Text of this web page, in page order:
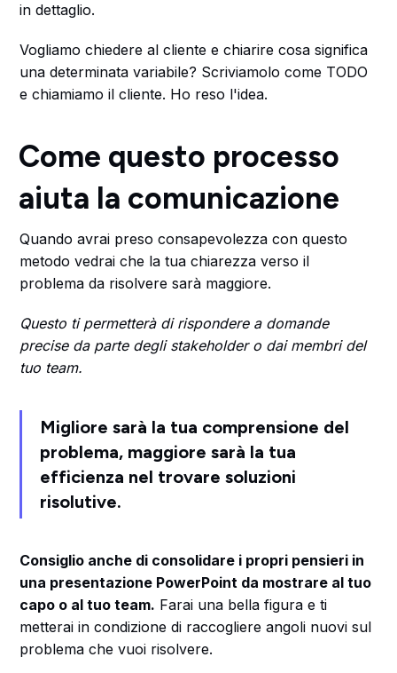
in dettaglio.
Vogliamo chiedere al cliente e chiarire cosa significa
una determinata variabile? Scriviamolo come TODO
e chiamiamo il cliente. Ho reso l'idea.
Come questo processo
aiuta la comunicazione
Quando avrai preso consapevolezza con questo
metodo vedrai che la tua chiarezza verso il
problema da risolvere sarà maggiore.
Questo ti permetterà di rispondere a domande
precise da parte degli stakeholder o dai membri del
tuo team.
Migliore sarà la tua comprensione del
problema, maggiore sarà la tua
efficienza nel trovare soluzioni
risolutive.
Consiglio anche di consolidare i propri pensieri in
una presentazione PowerPoint da mostrare al tuo
capo o al tuo team. Farai una bella figura e ti
metterai in condizione di raccogliere angoli nuovi sul
problema che vuoi risolvere.